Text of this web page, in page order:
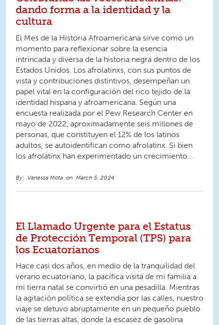
dando forma a la identidad y la
cultura
El Mes de la Historia Afroamericana sirve como un
momento para reflexionar sobre la esencia
intrincada y diversa de la historia negra dentro de los
Estados Unidos. Los afrolatinxs, con sus puntos de
vista y contribuciones distintivos, desempeñan un
papel vital en la configuración del rico tejido de la
identidad hispana y afroamericana. Según una
encuesta realizada por el Pew Research Center en
mayo de 2022, aproximadamente seis millones de
personas, que constituyen el 12% de los latinos
adultos, se autoidentifican como afrolatinx. Si bien
los afrolatinx han experimentado un crecimiento...
Vanessa Mota March 5, 2024
El Llamado Urgente para el Estatus
de Protección Temporal (TPS) para
los Ecuatorianos
Hace casi dos años, en medio de la tranquilidad del
verano ecuatoriano, la pacífica visita de mi familia a
mi tierra natal se convirtió en una pesadilla. Mientras
la agitación política se extendía por las calles, nuestro
viaje se detuvo abruptamente en un pequeño pueblo
de las tierras altas, donde la escasez de gasolina